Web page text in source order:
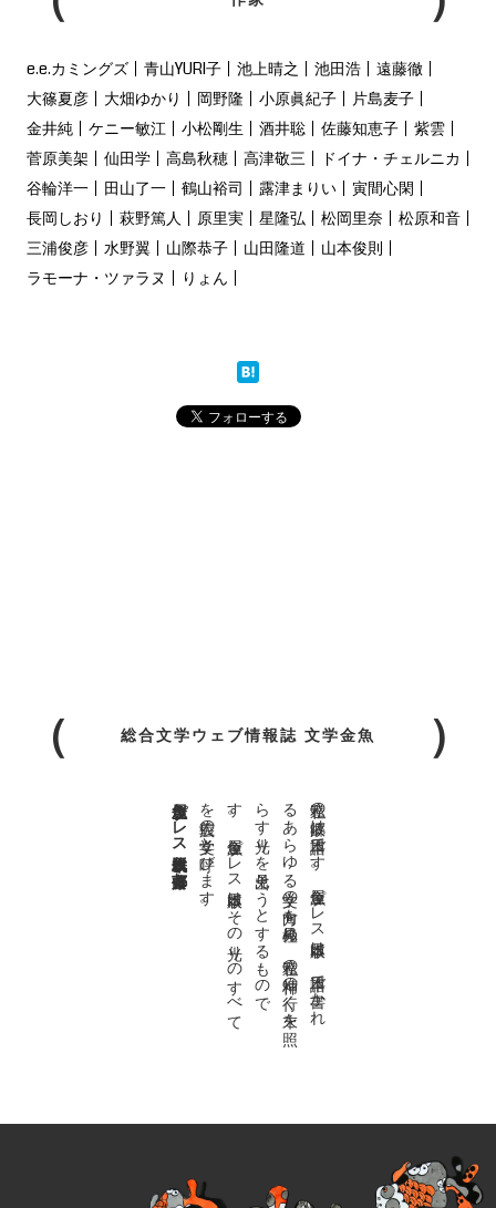
e.e.カミングズ 青山YURI子 池上晴之 池田浩
遠藤徹
大篠夏彦
大畑ゆかり 岡野隆 小原眞紀子
片島麦子
金井純
ケニー敏江 小松剛生 酒井聡 佐藤知恵子
紫雲
菅原美架
仙田学 高島秋穂 高津敬三
ドイナ・チェルニカ
谷輪洋一
田山了一 鶴山裕司 露津まりい
寅間心閑
長岡しおり
萩野篤人 原里実 星隆弘 松岡里奈
松原和音
三浦俊彦
水野翼 山際恭子 山田隆道
山本俊則
ラモーナ・ツァラヌ
りょん
総合文学ウェブ情報誌 文学金魚
私達の
故郷は
日本語で
す
。
金魚屋プ
レ
ス
日本版は
、
日本語で
書か
れ
る
あ
ら
ゆ
る
文学の
方向を
見極め
、
私達の
精神の
行く
末を
照
ら
す
光り
を
見出そ
う
と
す
る
も
の
で
す
。
金魚屋プ
レ
ス
日本版は
そ
の
光り
の
す
べ
て
を
広義の
文学と
呼び
ま
す
。
金魚屋プレス日本版代表 齋藤都